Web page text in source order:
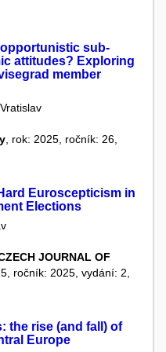
sub-
attitudes? Exploring
member
, rok: 2025, ročník: 26,
Euroscepticism in
Elections
JOURNAL OF
ročník: 2025, vydání: 2,
the rise (and fall) of
Europe